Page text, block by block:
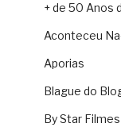
+ de 50 Anos
Aconteceu
Aporias
Blague do
By Star Filmes